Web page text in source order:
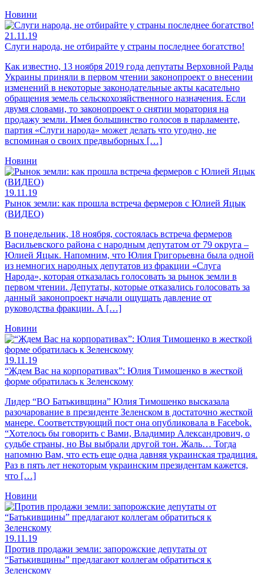
Новини
21.11.19
Слуги народа, не отбирайте у страны последнее богатство!
Как известно, 13 ноября 2019 года депутаты Верховной Рады
Украины приняли в первом чтении законопроект о внесении
изменений в некоторые законодательные акты касательно
обращения земель сельскохозяйственного назначения. Если
двумя словами, то законопроект о снятии моратория на
продажу земли. Имея большинство голосов в парламенте,
партия «Слуги народа» может делать что угодно, не
вспоминая о своих предвыборных […]
Новини
19.11.19
Рынок земли: как прошла встреча фермеров с Юлией Яцык
(ВИДЕО)
В понедельник, 18 ноября, состоялась встреча фермеров
Васильевского района с народным депутатом от 79 округа –
Юлией Яцык. Напомним, что Юлия Григорьевна была одной
из немногих народных депутатов из фракции «Слуга
Народа», которая отказалась голосовать за рынок земли в
первом чтении. Депутаты, которые отказались голосовать за
данный законопроект начали ощущать давление от
руководства фракции. А […]
Новини
19.11.19
“Ждем Вас на корпоративах”: Юлия Тимошенко в жесткой
форме обратилась к Зеленскому
Лидер “ВО Батькивщина” Юлия Тимошенко высказала
разочарование в президенте Зеленском в достаточно жесткой
манере. Соответствующий пост она опубликовала в Facebok.
“Хотелось бы говорить с Вами, Владимир Александрович, о
судьбе страны, но Вы выбрали другой тон. Жаль… Тогда
напомню Вам, что есть еще одна давняя украинская традиция.
Раз в пять лет некоторым украинским президентам кажется,
что […]
Новини
19.11.19
Против продажи земли: запорожские депутаты от
“Батькивщины” предлагают коллегам обратиться к
Зеленскому